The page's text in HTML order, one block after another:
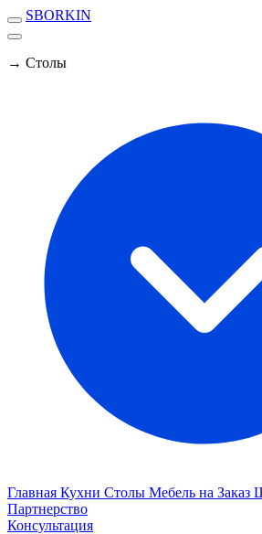
SBORKIN
→ Столы
Главная Кухни Столы Мебель на Заказ
Партнерство
Консультация